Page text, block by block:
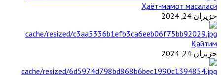
Ҳаёт-мамот масаласи
حزيران 24, 2024
Қайтим
حزيران 24, 2024